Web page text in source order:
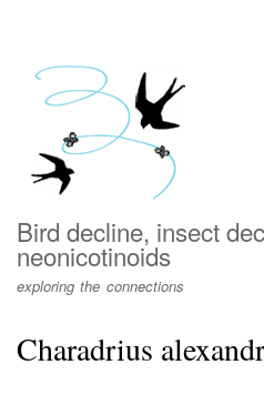
menu
Bird decline, insect
neonicotinoids
exploring the connections
Charadrius